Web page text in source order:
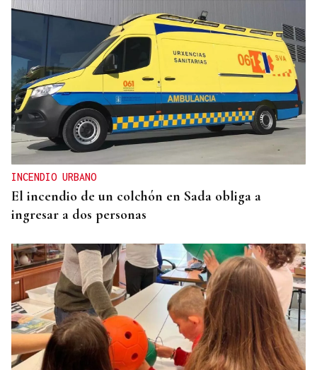
Itxu Díaz
CRÓNICAS DE VERANO
El doble bikini como filosofía de vida
INCENDIO URBANO
El incendio de un colchón en Sada obliga a
ingresar a dos personas